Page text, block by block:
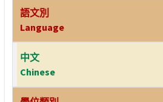
語文別
Language
中文
Chinese